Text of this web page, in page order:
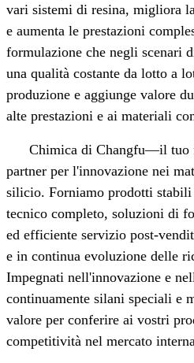
vari sistemi di resina, migliora
e aumenta le prestazioni
formulazione che negli scenari
una qualità costante da lotto a
produzione e aggiunge valore
alte prestazioni e ai materiali
Chimica di Changfu—il tuo
partner per l'innovazione nei
silicio. Forniamo prodotti
tecnico completo, soluzioni di
ed efficiente servizio post-
e in continua evoluzione delle
Impegnati nell'innovazione e
continuamente silani speciali e
valore per conferire ai vostri
competitività nel mercato